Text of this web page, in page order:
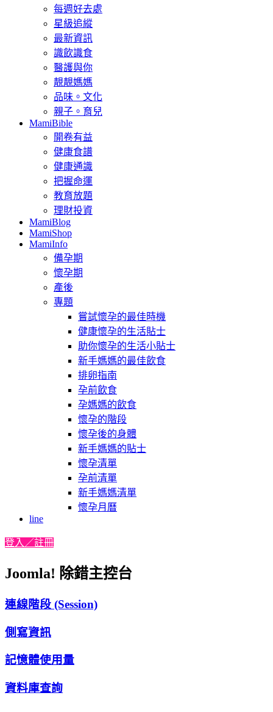
每週好去處
星級追縱
最新資訊
識飲識食
醫護與你
靚靚媽媽
品味。文化
親子。育兒
MamiBible
開卷有益
健康食譜
健康通識
把握命運
教育放題
理財投資
MamiBlog
MamiShop
MamiInfo
備孕期
懷孕期
產後
專題
嘗試懷孕的最佳時機
健康懷孕的生活貼士
助你懷孕的生活小貼士
新手媽媽的最佳飲食
排卵指南
孕前飲食
孕媽媽的飲食
懷孕的階段
懷孕後的身體
新手媽媽的貼士
懷孕清單
孕前清單
新手媽媽清單
懷孕月曆
line
登入／註冊
Joomla! 除錯主控台
連線階段 (Session)
側寫資訊
記憶體使用量
資料庫查詢